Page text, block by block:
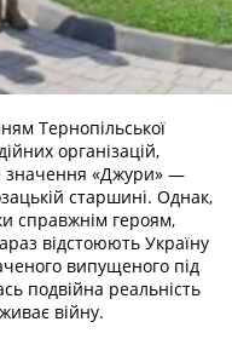
Тернопільської
організацій,
значення «Джури» —
старшині. Однак,
справжнім героям,
відстоюють Україну
випущеного під
подвійна реальність
війну.